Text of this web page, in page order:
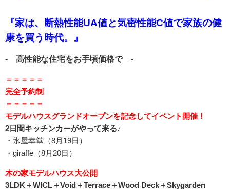
『家は、断熱性能UA値と気密性能C値で家族の健
康を買う時代。』
- 高性能な住宅をお手頃価格で -
＝＝＝＝＝
完全予約制
＝＝＝＝＝
モデルハウスグランドオープンを記念してイベント開催！
2日間キッチンカーがやって来る♪
・氷屋幸堂（8月19日）
・giraffe（8月20日）
木の家モデルハウス大公開
3LDK＋WICL＋Void＋Terrace＋Wood Deck＋Skygarden